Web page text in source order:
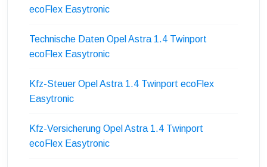
ecoFlex Easytronic
Technische Daten Opel Astra 1.4 Twinport
ecoFlex Easytronic
Kfz-Steuer Opel Astra 1.4 Twinport ecoFlex
Easytronic
Kfz-Versicherung Opel Astra 1.4 Twinport
ecoFlex Easytronic